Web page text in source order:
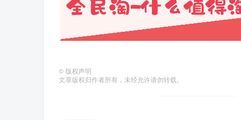
© 版权声明
文章版权归作者所有，未经允许请勿转载。